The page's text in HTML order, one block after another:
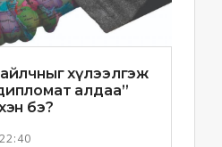
хүлээлгэж
алдаа”
бэ?